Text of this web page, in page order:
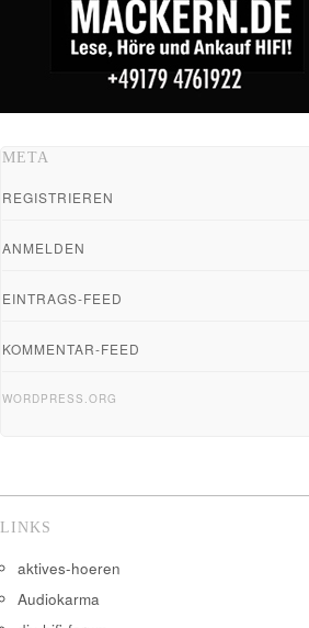
META
REGISTRIEREN
ANMELDEN
EINTRAGS-FEED
KOMMENTAR-FEED
WORDPRESS.ORG
LINKS
aktives-hoeren
Audiokarma